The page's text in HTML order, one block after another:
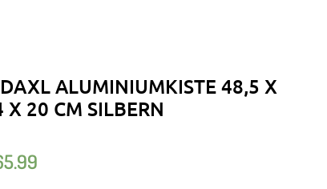
ALUMINIUMKISTE 48,5 X
X 20 CM SILBERN